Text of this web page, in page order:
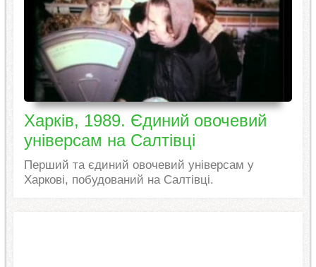
Харків, 1989. Єдиний овочевий
універсам на Салтівці
Перший та єдиний овочевий універсам у
Харкові, побудований на Салтівці.